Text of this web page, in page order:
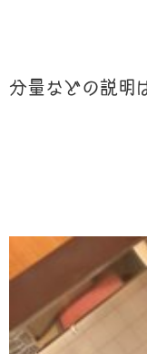
分量などの説明